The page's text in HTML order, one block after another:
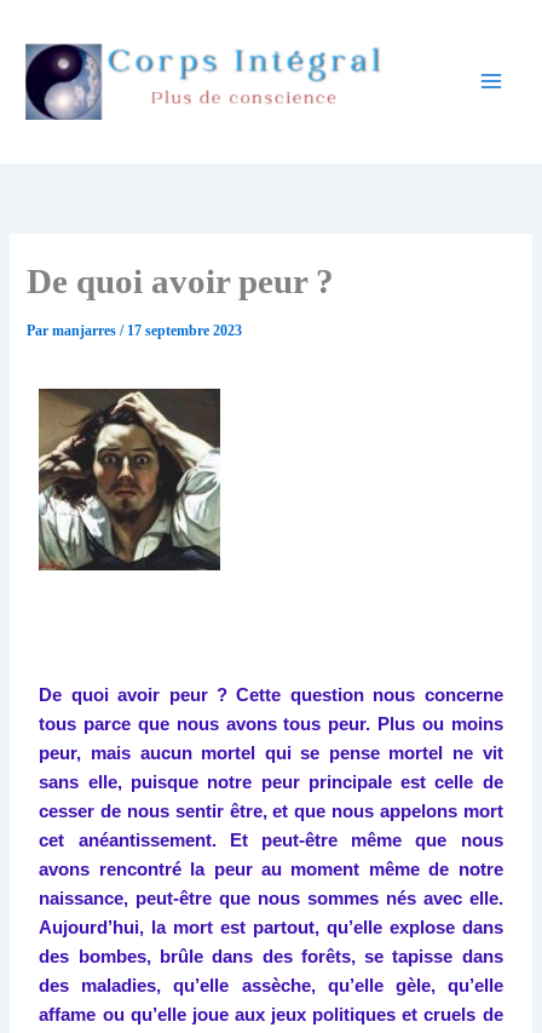
contenu
De quoi avoir peur ?
Parmanjarres/ 17 septembre 2023
De quoi avoir peur ? Cette question nous concerne
tous parce que nous avons tous peur. Plus ou moins
peur, mais aucun mortel qui se pense mortel ne vit
sans elle, puisque notre peur principale est celle de
cesser de nous sentir être, et que nous appelons mort
cet anéantissement. Et peut-être même que nous
avons rencontré la peur au moment même de notre
naissance, peut-être que nous sommes nés avec elle.
Aujourd’hui, la mort est partout, qu’elle explose dans
des bombes, brûle dans des forêts, se tapisse dans
des maladies, qu’elle assèche, qu’elle gèle, qu’elle
affame ou qu’elle joue aux jeux politiques et cruels de